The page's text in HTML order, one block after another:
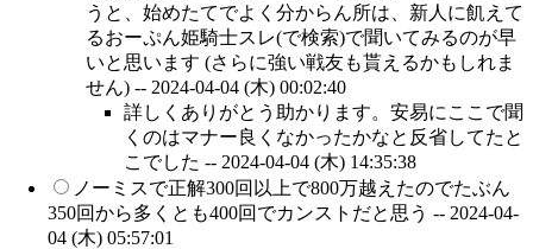
うと、始めたてでよく分からん所は、新人に飢えて
るおーぷん姫騎士スレ(で検索)で聞いてみるのが早
いと思います (さらに強い戦友も貰えるかもしれま
せん) -- 2024-04-04 (木) 00:02:40
詳しくありがとう助かります。安易にここで聞
くのはマナー良くなかったかなと反省してたと
こでした -- 2024-04-04 (木) 14:35:38
ノーミスで正解300回以上で800万越えたのでたぶん
350回から多くとも400回でカンストだと思う -- 2024-04-
04 (木) 05:57:01